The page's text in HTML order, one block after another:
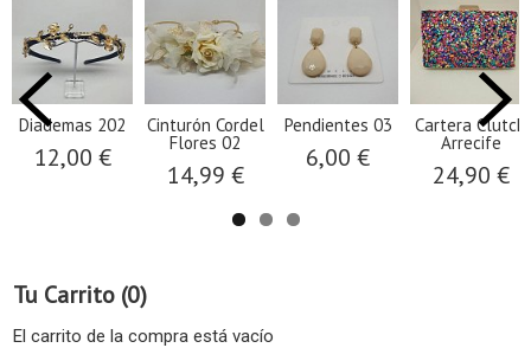
Tu Carrito (0)
El carrito de la compra está vacío
Diademas 202
12,00 €
Cinturón Cordel
Flores 02
14,99 €
Pendientes 03
6,00 €
Cartera Clutch
Arrecife
24,90 €